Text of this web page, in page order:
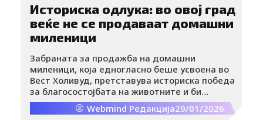
Историска одлука: во овој град
веќе не се продаваат домашни
миленици
Забраната за продажба на домашни
миленици, која едногласно беше усвоена во
Вест Холивуд, претставува историска победа
за благосостојбата на животните и би
можела да го промени начинот на кој во
Америка се постапува со животните за
Webmind Редакција29/01/2026